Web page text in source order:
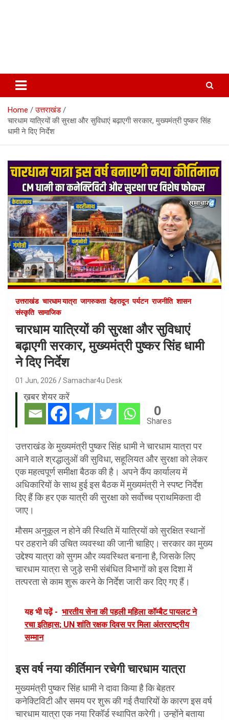
Home
उत्तराखंड
चारधाम यात्रियों की सुरक्षा और सुविधाएं बढ़ाएगी सरकार, मुख्यमंत्री पुष्कर सिंह
धामी ने दिए निर्देश
उत्तराखंड चारधाम यात्रा जागरुकता देहरादून पर्यटन राजनीति शासन
संस्कृति सामाजिक
चारधाम यात्रियों की सुरक्षा और सुविधाएं
बढ़ाएगी सरकार, मुख्यमंत्री पुष्कर सिंह धामी
ने दिए निर्देश
01 Jun, 2026 Samachar4u Desk
ख़बर शेयर करें
0
Shares
उत्तराखंड के मुख्यमंत्री पुष्कर सिंह धामी ने चारधाम यात्रा पर
आने वाले श्रद्धालुओं की सुविधा, सहूलियत और सुरक्षा को लेकर
एक महत्वपूर्ण समीक्षा बैठक की है। अपने कैंप कार्यालय में
अधिकारियों के साथ हुई इस बैठक में मुख्यमंत्री ने स्पष्ट निर्देश
दिए हैं कि हर एक यात्री की सुरक्षा को सर्वोच्च प्राथमिकता दी
जाए।
मौसम अनुकूल न होने की स्थिति में यात्रियों को सुरक्षित स्थानों
पर ठहराने की उचित व्यवस्था की जानी चाहिए। सरकार का मुख्य
उद्देश्य यात्रा को सुगम और व्यवस्थित बनाना है, जिसके लिए
चारधाम यात्रा से जुड़े सभी संबंधित विभागों को इस दिशा में
तत्परता से काम शुरू करने के निर्देश जारी कर दिए गए हैं।
यह भी पढ़ें - भारतीय सेना की पहली महिला कॉम्बैट पायलट ने
रचा इतिहास; UN शांति रक्षक दिवस पर मिला अंतरराष्ट्रीय
सम्मान
इस वर्ष नया कीर्तिमान रचेगी चारधाम यात्रा
मुख्यमंत्री पुष्कर सिंह धामी ने दावा किया है कि बेहतर
कनेक्टिविटी और समय पर शुरू की गई तैयारियों के कारण इस वर्ष
चारधाम यात्रा एक नया रिकॉर्ड स्थापित करेगी। उन्होंने बताया